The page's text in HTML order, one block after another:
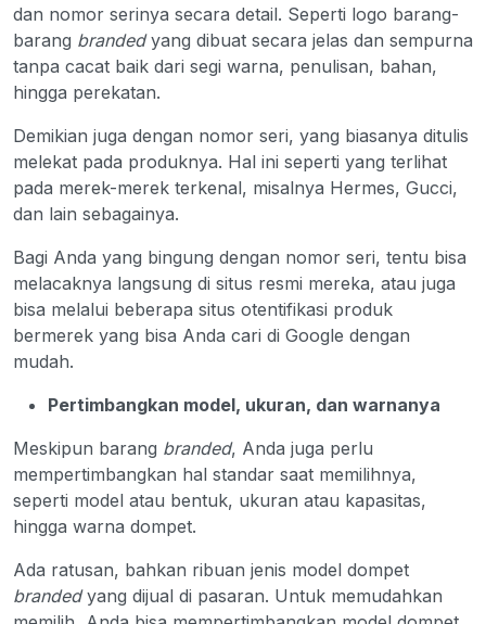
dan nomor serinya secara detail. Seperti logo barang-
barang brandedyang dibuat secara jelas dan sempurna
tanpa cacat baik dari segi warna, penulisan, bahan,
hingga perekatan.
Demikian juga dengan nomor seri, yang biasanya ditulis
melekat pada produknya. Hal ini seperti yang terlihat
pada merek-merek terkenal, misalnya Hermes, Gucci,
dan lain sebagainya.
Bagi Anda yang bingung dengan nomor seri, tentu bisa
melacaknya langsung di situs resmi mereka, atau juga
bisa melalui beberapa situs otentifikasi produk
bermerek yang bisa Anda cari di Google dengan
mudah.
Pertimbangkan model, ukuran, dan warnanya
Meskipun barang branded, Anda juga perlu
mempertimbangkan hal standar saat memilihnya,
seperti model atau bentuk, ukuran atau kapasitas,
hingga warna dompet.
Ada ratusan, bahkan ribuan jenis model dompet
brandedyang dijual di pasaran. Untuk memudahkan